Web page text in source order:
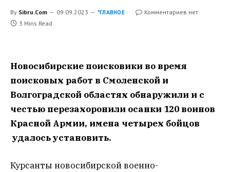
By Sibru.Com 09.09.2023 *ГЛАВНОЕ
Комментариев нет
3 Mins Read
Новосибирские поисковики во время
поисковых работ в Смоленской и
Волгоградской областях обнаружили и с
честью перезахоронили осанки 120 воинов
Красной Армии, имена четырех бойцов
удалось установить.
Курсанты новосибирской военно-